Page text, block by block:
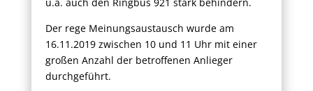
Der rege Meinungsaustausch wurde am
16.11.2019 zwischen 10 und 11 Uhr mit einer
großen Anzahl der betroffenen Anlieger
durchgeführt.